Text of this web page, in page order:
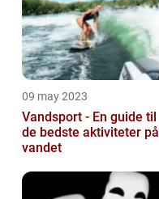
09 may 2023
Vandsport - En guide til
de bedste aktiviteter på
vandet